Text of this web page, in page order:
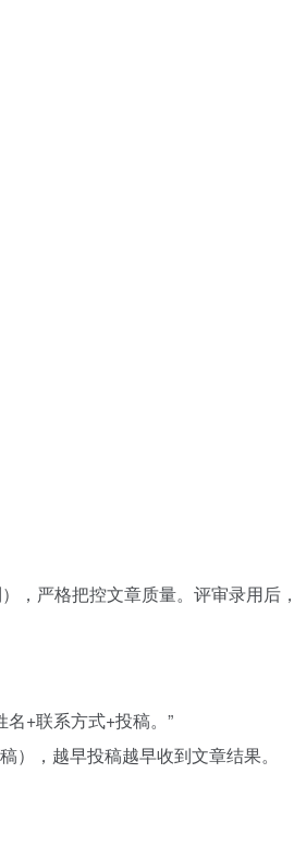
，严格把控文章质量。评审录用后
+联系方式+投稿。”
，越早投稿越早收到文章结果。